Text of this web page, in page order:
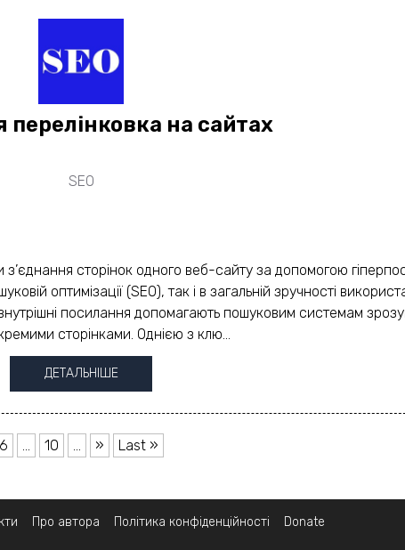
перелінковка на сайтах
SEO
з’єднання сторінок одного веб-сайту за допомогою
оптимізації (SEO), так і в загальній зручності
посилання допомагають пошуковим системам
сторінками. Однією з клю...
ДЕТАЛЬНІШЕ
6 ... 10 ... » Last »
Про автора Політика конфіденційності Donate